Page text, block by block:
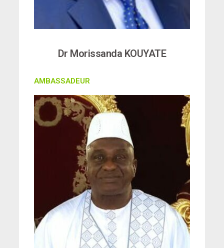
Dr Morissanda KOUYATE
AMBASSADEUR